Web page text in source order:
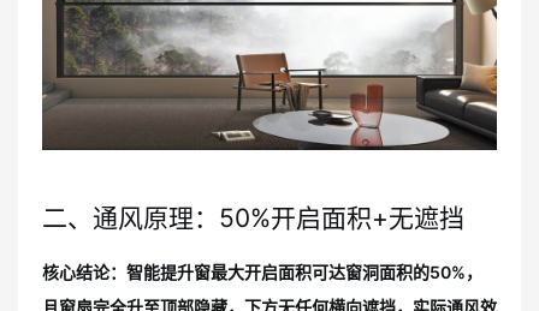
二、通风原理：50%开启面积+无遮挡
核心结论：智能提升窗最大开启面积可达窗洞面积的50%，